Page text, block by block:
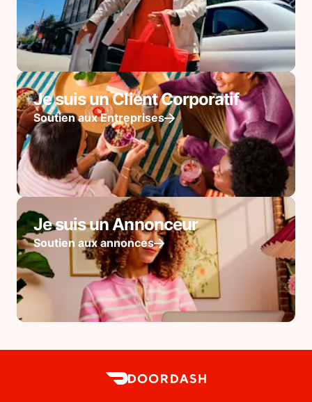
Je suis un Client Corporatif
Soutien aux Entreprises
Je suis un Annonceur
Soutien aux annonces